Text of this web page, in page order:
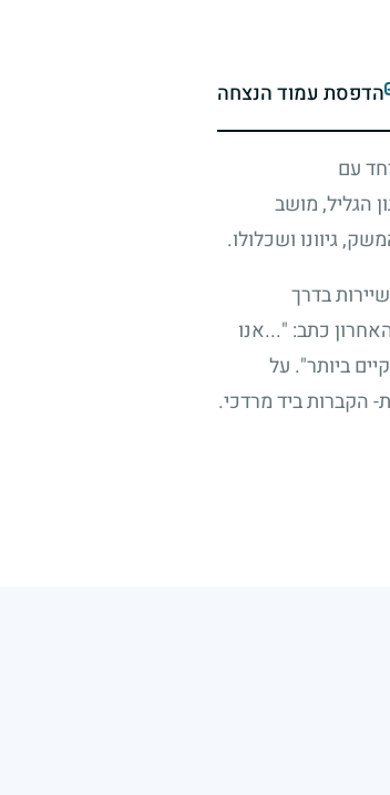
הדפסת עמוד הנצחה
עם
הגליל, מושב
גיוונו ושכלולו.
בדרך
כתב: "...אנו
ביותר". על
הקברות ביד מרדכי.